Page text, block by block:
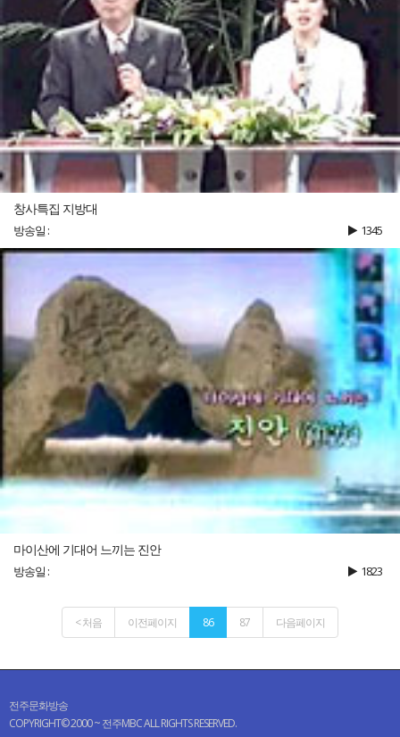
창사특집 지방대
방송일 : 1345
마이산에 기대어 느끼는 진안
방송일 : 1823
< 처음 이전페이지 86 87 다음페이지
전주문화방송
COPYRIGHT© 2000 ~ 전주MBC ALL RIGHTS RESERVED.